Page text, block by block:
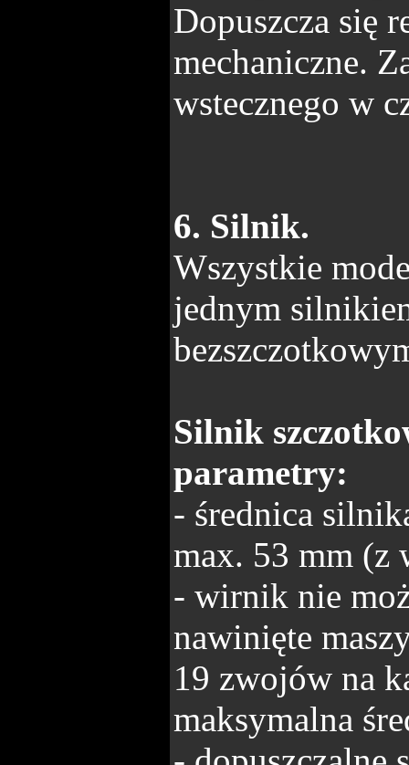
Dopuszcza się
mechaniczne.
wstecznego w
6. Silnik.
Wszystkie
jednym
Silnik
parametry:
- średnica
max. 53 mm (z
- wirnik nie
nawinięte
19 zwojów na
maksymalna